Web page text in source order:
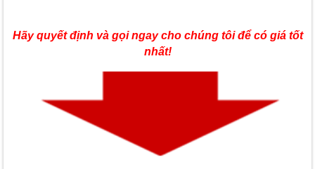
Hãy quyết định và gọi ngay cho chúng tôi để có giá tốt
nhất!